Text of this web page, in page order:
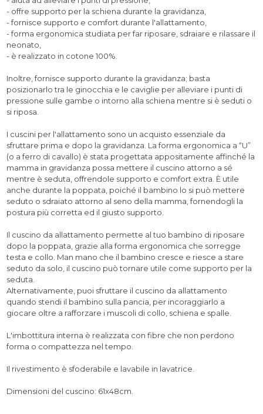
- offre supporto per la schiena durante la gravidanza,
- fornisce supporto e comfort durante l'allattamento,
- forma ergonomica studiata per far riposare, sdraiare e rilassare il
neonato,
- è realizzato in cotone 100%.
Inoltre, fornisce supporto durante la gravidanza; basta
posizionarlo tra le ginocchia e le caviglie per alleviare i punti di
pressione sulle gambe o intorno alla schiena mentre si è seduti o
si riposa.
I cuscini per l'allattamento sono un acquisto essenziale da
sfruttare prima e dopo la gravidanza. La forma ergonomica a “U”
(o a ferro di cavallo) è stata progettata appositamente affinché la
mamma in gravidanza possa mettere il cuscino attorno a sé
mentre è seduta, offrendole supporto e comfort extra. È utile
anche durante la poppata, poiché il bambino lo si può mettere
seduto o sdraiato attorno al seno della mamma, fornendogli la
postura più corretta ed il giusto supporto.
Il cuscino da allattamento permette al tuo bambino di riposare
dopo la poppata, grazie alla forma ergonomica che sorregge
testa e collo. Man mano che il bambino cresce e riesce a stare
seduto da solo, il cuscino può tornare utile come supporto per la
seduta.
Alternativamente, puoi sfruttare il cuscino da allattamento
quando stendi il bambino sulla pancia, per incoraggiarlo a
giocare oltre a rafforzare i muscoli di collo, schiena e spalle.
L'imbottitura interna è realizzata con fibre che non perdono
forma o compattezza nel tempo.
Il rivestimento è sfoderabile e lavabile in lavatrice.
Dimensioni del cuscino: 61x48cm.